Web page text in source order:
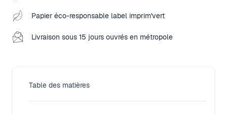
Papier éco-responsable label imprim'vert
Livraison sous 15 jours ouvrés en métropole
Table des matières